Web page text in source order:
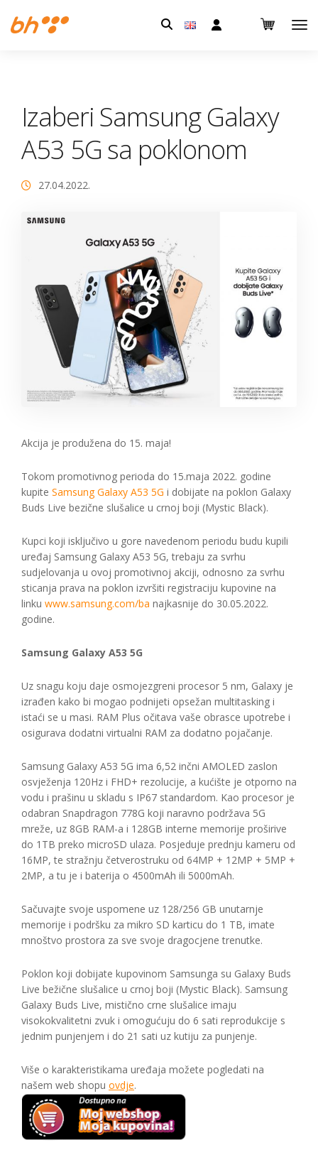
Pretraga:
Izaberi Samsung Galaxy
A53 5G sa poklonom
27.04.2022.
Akcija je produžena do 15. maja!
Tokom promotivnog perioda do 15.maja 2022. godine
kupite Samsung Galaxy A53 5G i dobijate na poklon Galaxy
Buds Live bezične slušalice u crnoj boji (Mystic Black).
Kupci koji isključivo u gore navedenom periodu budu kupili
uređaj Samsung Galaxy A53 5G, trebaju za svrhu
sudjelovanja u ovoj promotivnoj akciji, odnosno za svrhu
sticanja prava na poklon izvršiti registraciju kupovine na
linku www.samsung.com/ba najkasnije do 30.05.2022.
godine.
Samsung Galaxy A53 5G
Uz snagu koju daje osmojezgreni procesor 5 nm, Galaxy je
izrađen kako bi mogao podnijeti opsežan multitasking i
istaći se u masi. RAM Plus očitava vaše obrasce upotrebe i
osigurava dodatni virtualni RAM za dodatno pojačanje.
Samsung Galaxy A53 5G ima 6,52 inčni AMOLED zaslon
osvježenja 120Hz i FHD+ rezolucije, a kućište je otporno na
vodu i prašinu u skladu s IP67 standardom. Kao procesor je
odabran Snapdragon 778G koji naravno podržava 5G
mreže, uz 8GB RAM-a i 128GB interne memorije proširive
do 1TB preko microSD ulaza. Posjeduje prednju kameru od
16MP, te stražnju četverostruku od 64MP + 12MP + 5MP +
2MP, a tu je i baterija o 4500mAh ili 5000mAh.
Sačuvajte svoje uspomene uz 128/256 GB unutarnje
memorije i podršku za mikro SD karticu do 1 TB, imate
mnoštvo prostora za sve svoje dragocjene trenutke.
Poklon koji dobijate kupovinom Samsunga su Galaxy Buds
Live bežične slušalice u crnoj boji (Mystic Black). Samsung
Galaxy Buds Live, mistično crne slušalice imaju
visokokvalitetni zvuk i omogućuju do 6 sati reprodukcije s
jednim punjenjem i do 21 sati uz kutiju za punjenje.
Više o karakteristikama uređaja možete pogledati na
našem web shopu ovdje.